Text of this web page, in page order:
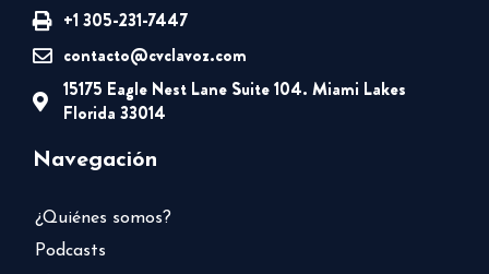
+1 305-231-7447
contacto@cvclavoz.com
15175 Eagle Nest Lane Suite 104. Miami Lakes
Florida 33014
Navegación
¿Quiénes somos?
Podcasts